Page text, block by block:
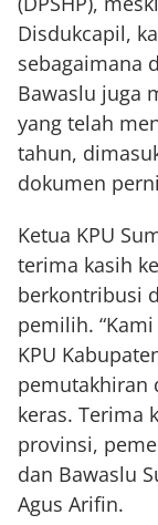
Disdukcapil,
sebagaimana
Bawaslu juga
yang telah
tahun,
dokumen
Ketua KPU
terima kasih
berkontribusi
pemilih.
KPU
pemutakhiran
keras. Terima
provinsi,
dan Bawaslu
Agus Arifin.